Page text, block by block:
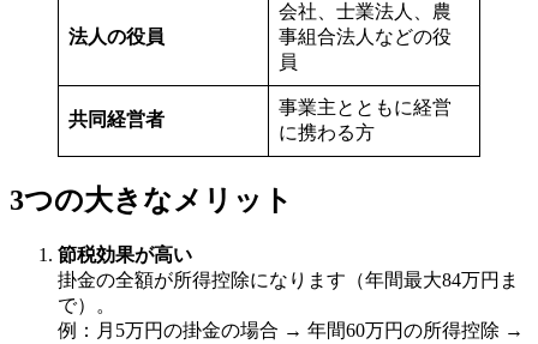
法人の役員
会社、士業法人、農
事組合法人などの役
員
共同経営者
事業主とともに経営
に携わる方
3つの大きなメリット
節税効果が高い
掛金の全額が所得控除になります（年間最大84万円ま
で）。
例：月5万円の掛金の場合 → 年間60万円の所得控除 →